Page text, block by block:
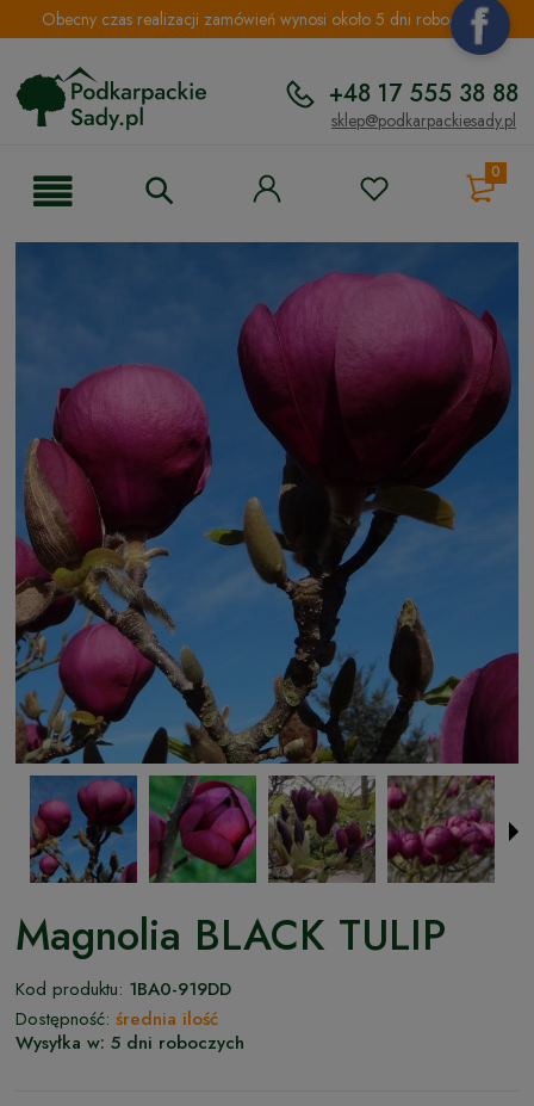
Obecny czas realizacji zamówień wynosi około 5 dni roboczych.
+48 17 555 38 88
sklep@podkarpackiesady.pl
0
Magnolia BLACK TULIP
Kod produktu: 1BA0-919DD
Dostępność: średnia ilość
Wysyłka w: 5 dni roboczych